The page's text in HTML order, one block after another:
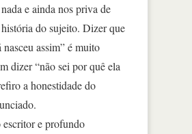
e ainda nos priva de
do sujeito. Dizer que
nasceu assim” é muito
dizer “não sei por quê ela
a honestidade do
e profundo